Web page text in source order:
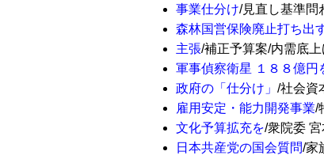
事業仕分け/見直し基準
森林国営保険廃止打ち出
主張/補正予算案/内需底
軍事偵察衛星 １８８億円
政府の「仕分け」 /社会資
雇用安定・能力開発事業/
文化予算拡充を/衆院委
日本共産党の国会質問/家